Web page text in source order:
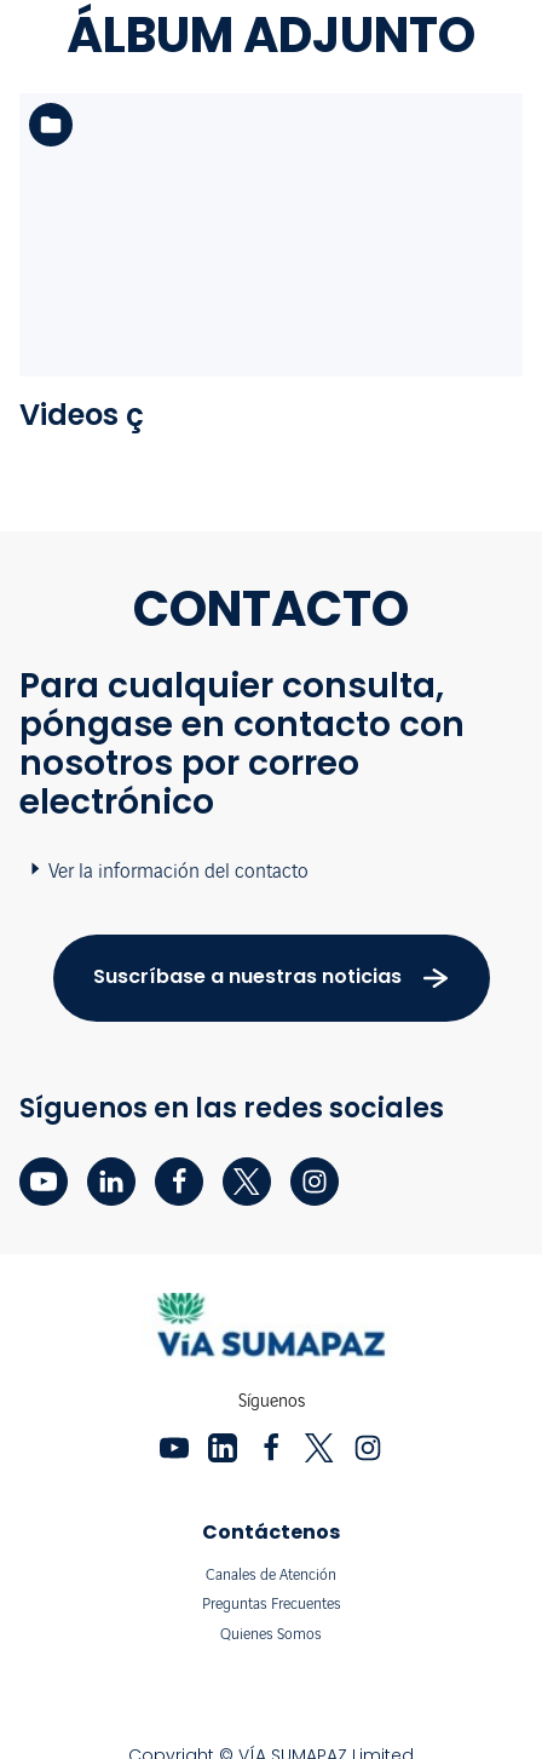
ÁLBUM ADJUNTO
Videos ç
CONTACTO
Para cualquier consulta,
póngase en contacto con
nosotros por correo
electrónico
Ver la información del contacto
Suscríbase a nuestras noticias
Síguenos en las redes sociales
Síguenos
Contáctenos
Canales de Atención
Preguntas Frecuentes
Quienes Somos